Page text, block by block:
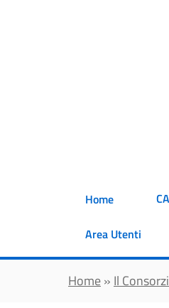
Home
Area Utenti
Home» Il